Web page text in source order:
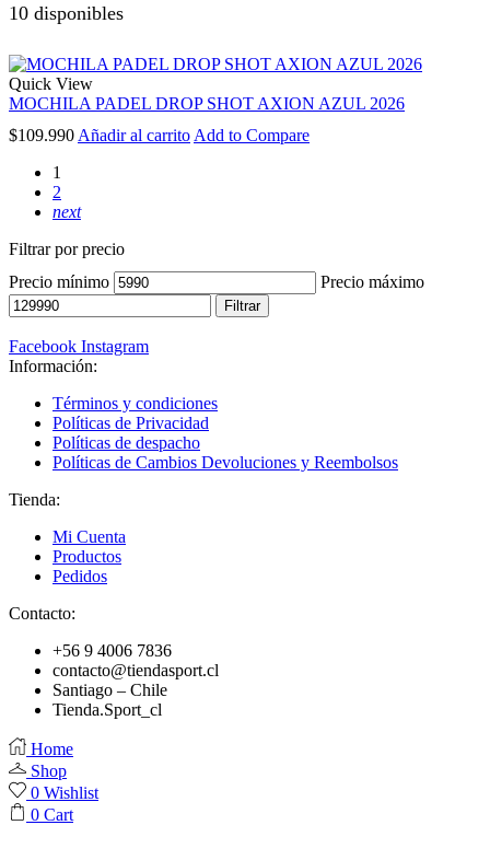
10 disponibles
Quick View
MOCHILA PADEL DROP SHOT AXION AZUL 2026
$109.990 Añadir al carrito Add to Compare
1
2
next
Filtrar por precio
Precio mínimo
Precio máximo
Filtrar
Facebook Instagram
Información:
Términos y condiciones
Políticas de Privacidad
Políticas de despacho
Políticas de Cambios Devoluciones y Reembolsos
Tienda:
Mi Cuenta
Productos
Pedidos
Contacto:
+56 9 4006 7836
contacto@tiendasport.cl
Santiago – Chile
Tienda.Sport_cl
Home
Shop
0 Wishlist
0 Cart